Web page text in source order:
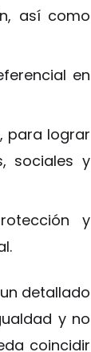
así como
en
para lograr
sociales y
y
detallado
y no
coincidir